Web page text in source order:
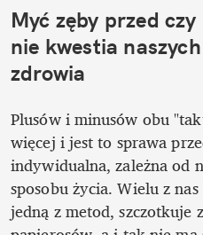
Myć zęby przed
nie kwestia
zdrowia
Plusów i minusów obu
więcej i jest to sprawa
indywidualna, zależna od
sposobu życia. Wielu z
jedną z metod, szczotkuje